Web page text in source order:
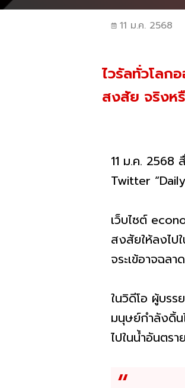
11 ม.ค. 2568
ไวรัลทั่วโลก
สงสัย จริงห
11 ม.ค. 2568
Twitter
เว็บไซต์
สงสัยให้ลงไป
จระเข้อาจฉล
ในวิดีโอ ผู้บรร
มนุษย์กำลังดิ้น
ไปในน้ำอันตรา